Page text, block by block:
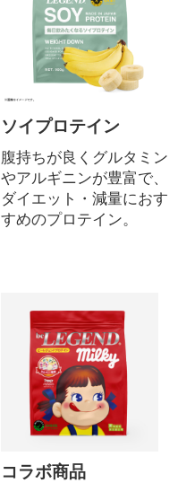
ソイプロテイン
腹持ちが良くグルタミン
やアルギニンが豊富で、
ダイエット・減量におす
すめのプロテイン。
コラボ商品